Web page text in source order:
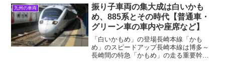
りいただきありがとうございます。今回
は九州内で活躍され...
九州の車両
振り子車両の集大成は白いかも
め、885系とその時代【普通車・
グリーン車の車内や座席など】
「白いかもめ」の登場長崎本線「かも
め」のスピードアップ長崎本線は博多～
長崎間の特急「かもめ」の走る重要幹線